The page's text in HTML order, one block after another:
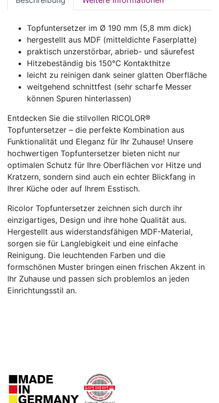
Topfuntersetzer im Ø 190 mm (5,8 mm dick)
hergestellt aus MDF (mitteldichte Faserplatte)
praktisch unzerstörbar, abrieb- und säurefest
Hitzebeständig bis 150°C Kontakthitze
leicht zu reinigen dank seiner glatten Oberfläche
weitgehend schnittfest (sehr scharfe Messer
können Spuren hinterlassen)
Entdecken Sie die stilvollen RICOLOR®
Topfuntersetzer – die perfekte Kombination aus
Funktionalität und Eleganz für Ihr Zuhause! Unsere
hochwertigen Topfuntersetzer bieten nicht nur
optimalen Schutz für Ihre Oberflächen vor Hitze und
Kratzern, sondern sind auch ein echter Blickfang in
Ihrer Küche oder auf Ihrem Esstisch.
Ricolor Topfuntersetzer zeichnen sich durch ihr
einzigartiges, Design und ihre hohe Qualität aus.
Hergestellt aus widerstandsfähigen MDF-Material,
sorgen sie für Langlebigkeit und eine einfache
Reinigung. Die leuchtenden Farben und die
formschönen Muster bringen einen frischen Akzent in
Ihr Zuhause und passen sich problemlos an jeden
Einrichtungsstil an.